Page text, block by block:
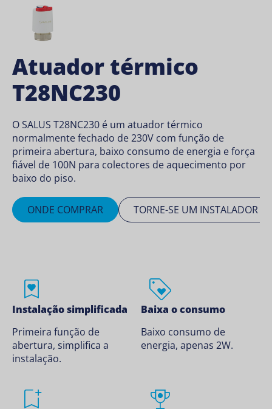
Atuador térmico
T28NC230
O SALUS T28NC230 é um atuador térmico
normalmente fechado de 230V com função de
primeira abertura, baixo consumo de energia e força
fiável de 100N para colectores de aquecimento por
baixo do piso.
ONDE COMPRAR TORNE-SE UM INSTALADOR
Instalação simplificada
Primeira função de
abertura, simplifica a
instalação.
Baixa o consumo
Baixo consumo de
energia, apenas 2W.